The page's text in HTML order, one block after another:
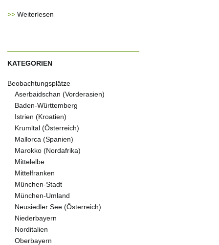
Weiterlesen
KATEGORIEN
Beobachtungsplätze
Aserbaidschan (Vorderasien)
Baden-Württemberg
Istrien (Kroatien)
Krumltal (Österreich)
Mallorca (Spanien)
Marokko (Nordafrika)
Mittelelbe
Mittelfranken
München-Stadt
München-Umland
Neusiedler See (Österreich)
Niederbayern
Norditalien
Oberbayern